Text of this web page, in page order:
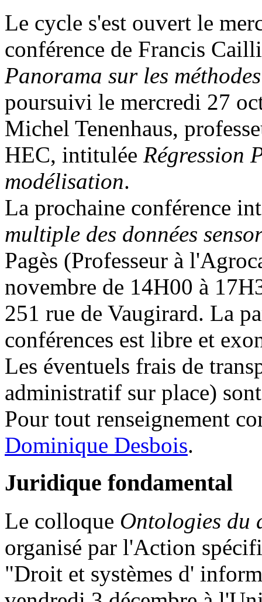
Le cycle s'est ouvert le
conférence de Francis
Panorama sur les
poursuivi le mercredi 27
Michel Tenenhaus,
HEC, intitulée Régression
modélisation.
La prochaine conférence
multiple des données
Pagès (Professeur à
novembre de 14H00 à
251 rue de Vaugirard. La
conférences est libre et
Les éventuels frais de
administratif sur place)
Pour tout renseignement
Dominique Desbois.
Juridique fondamental
Le colloque Ontologies du
organisé par l'Action
"Droit et systèmes d'